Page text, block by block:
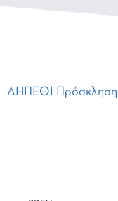
ΔΗΠΕΘΙ Πρόσκληση